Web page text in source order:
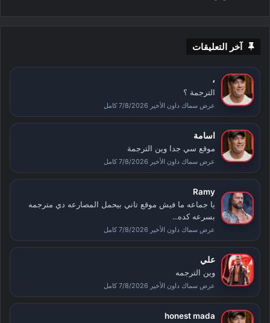
آخر التعليقات
،
الترجمة ؟
عرض سماك داون الأخير 7/8/2026 كامل
اسامة
موقع سي جدا وين الترجمة
عرض سماك داون الأخير 7/8/2026 كامل
Ramy
يا جماعه ما فيش موقع تاني بيحمل المصارعه دي مترجمه
بسرعه كده...
عرض سماك داون الأخير 7/8/2026 كامل
علي
وين الترجمه
عرض سماك داون الأخير 7/8/2026 كامل
honest mada